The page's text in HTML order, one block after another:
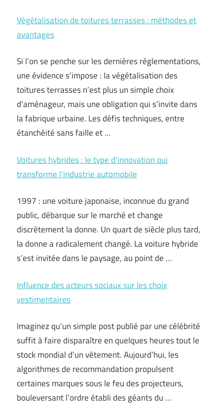
Végétalisation de toitures terrasses : méthodes et
avantages
Si l’on se penche sur les dernières réglementations,
une évidence s’impose : la végétalisation des
toitures terrasses n’est plus un simple choix
d’aménageur, mais une obligation qui s’invite dans
la fabrique urbaine. Les défis techniques, entre
étanchéité sans faille et …
Voitures hybrides : le type d’innovation qui
transforme l’industrie automobile
1997 : une voiture japonaise, inconnue du grand
public, débarque sur le marché et change
discrètement la donne. Un quart de siècle plus tard,
la donne a radicalement changé. La voiture hybride
s’est invitée dans le paysage, au point de …
Influence des acteurs sociaux sur les choix
vestimentaires
Imaginez qu’un simple post publié par une célébrité
suffit à faire disparaître en quelques heures tout le
stock mondial d’un vêtement. Aujourd’hui, les
algorithmes de recommandation propulsent
certaines marques sous le feu des projecteurs,
bouleversant l’ordre établi des géants du …